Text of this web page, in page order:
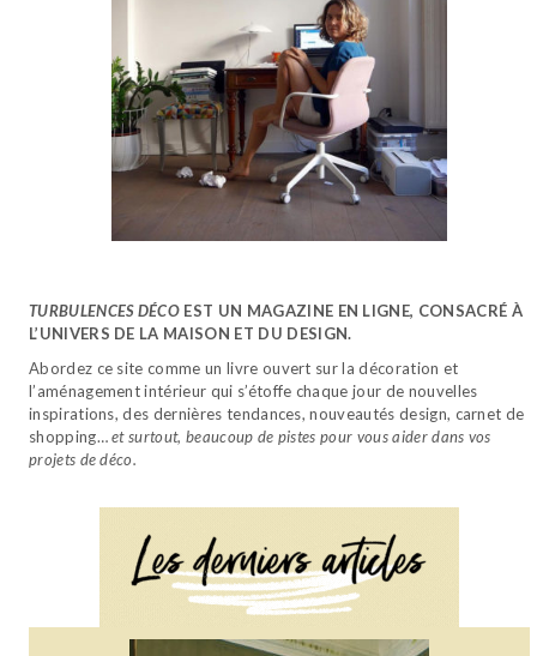
TURBULENCES DÉCO EST UN MAGAZINE EN LIGNE, CONSACRÉ À
L’UNIVERS DE LA MAISON ET DU DESIGN.
Abordez ce site comme un livre ouvert sur la décoration et
l’aménagement intérieur qui s’étoffe chaque jour de nouvelles
inspirations, des dernières tendances, nouveautés design, carnet de
shopping…et surtout, beaucoup de pistes pour vous aider dans vos
projets de déco.